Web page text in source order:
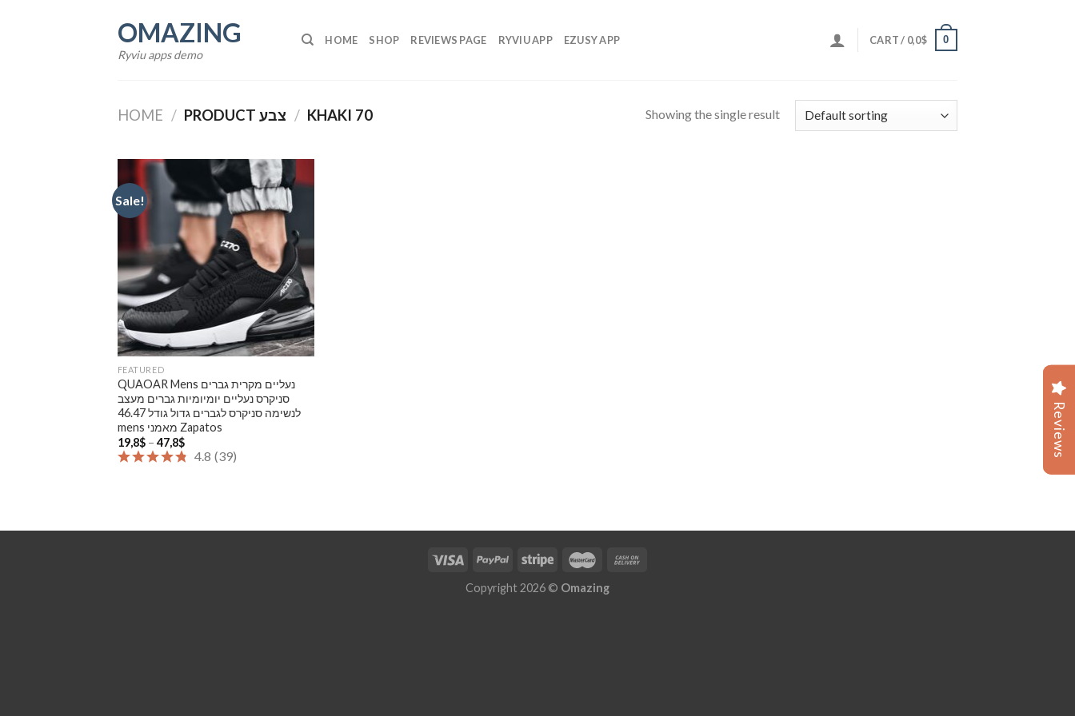
OMAZING
Ryviu apps demo
HOME SHOP REVIEWS PAGE RYVIU APP EZUSY APP CART / 0,0$ 0
HOME / / KHAKI 70 Showing the single result
Sale!
Add to
wishlist
FEATURED
QUAOAR Mens נעליים מקרית גברים
סניקרס נעליים יומיומיות גברים מעצב
לנשימה סניקרס לגברים גדול גודל 46.47
mens מאמני Zapatos
19,8$ – 47,8$Price
range:
19,8$
4.8 (39)
Copyright 2026 © Omazing
Reviews
Reviews